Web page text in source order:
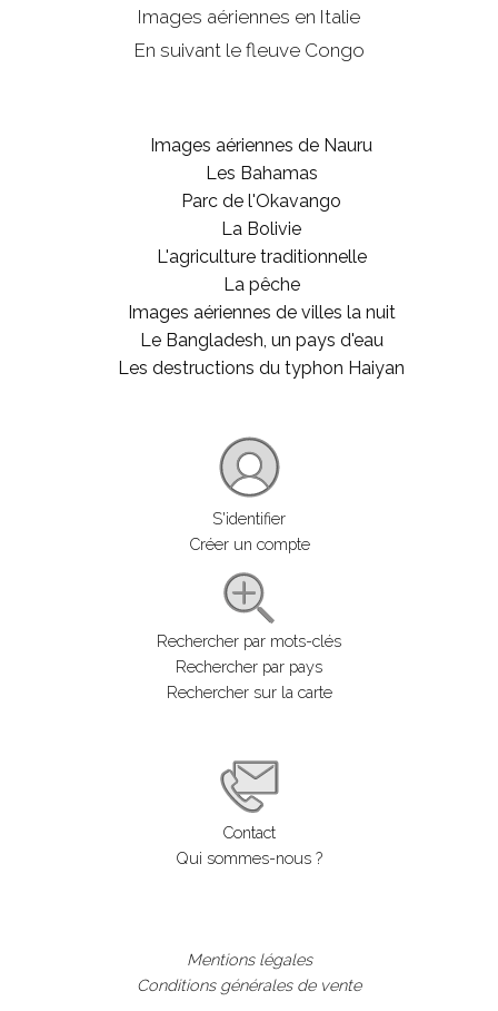
Images aériennes en Italie
En suivant le fleuve Congo
Images aériennes de Nauru
Les Bahamas
Parc de l'Okavango
La Bolivie
L'agriculture traditionnelle
La pêche
Images aériennes de villes la nuit
Le Bangladesh, un pays d'eau
Les destructions du typhon Haiyan
S'identifier
Créer un compte
Rechercher par mots-clés
Rechercher par pays
Rechercher sur la carte
Contact
Qui sommes-nous ?
Mentions légales
Conditions générales de vente